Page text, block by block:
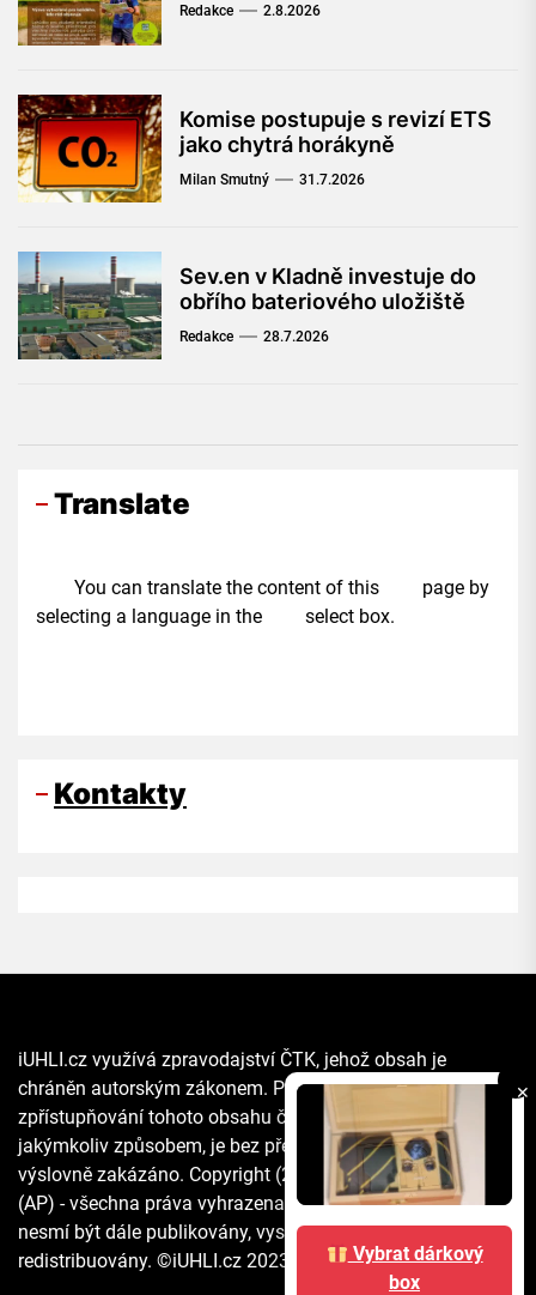
Redakce 2.8.2026
Komise postupuje s revizí ETS
jako chytrá horákyně
Milan Smutný 31.7.2026
Sev.en v Kladně investuje do
obřího bateriového uložiště
Redakce 28.7.2026
Translate
You can translate the content of this page by
selecting a language in the select box.
Kontakty
✕
Vybrat dárkový
box
iUHLI.cz využívá zpravodajství ČTK, jehož obsah je
chráněn autorským zákonem. Přepis, šíření či další
zpřístupňování tohoto obsahu či jeho části veřejnosti, a to
jakýmkoliv způsobem, je bez předchozího souhlasu ČTK
výslovně zakázáno. Copyright (2021) The Associated Press
(AP) - všechna práva vyhrazena. Materiály agentury AP
nesmí být dále publikovány, vysílány, přepisovány nebo
redistribuovány. ©iUHLI.cz 2023 All rights reserved.